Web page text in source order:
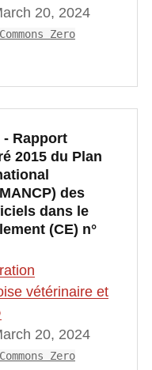
20, 2024
Zero
Rapport
2015 du Plan
des
dans le
(CE) n°
vétérinaire et
20, 2024
Zero